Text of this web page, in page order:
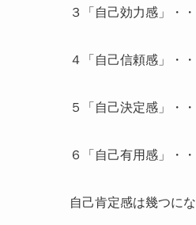
３「自己効力感」・
４「自己信頼感」・
５「自己決定感」・
６「自己有用感」・
自己肯定感は幾つに